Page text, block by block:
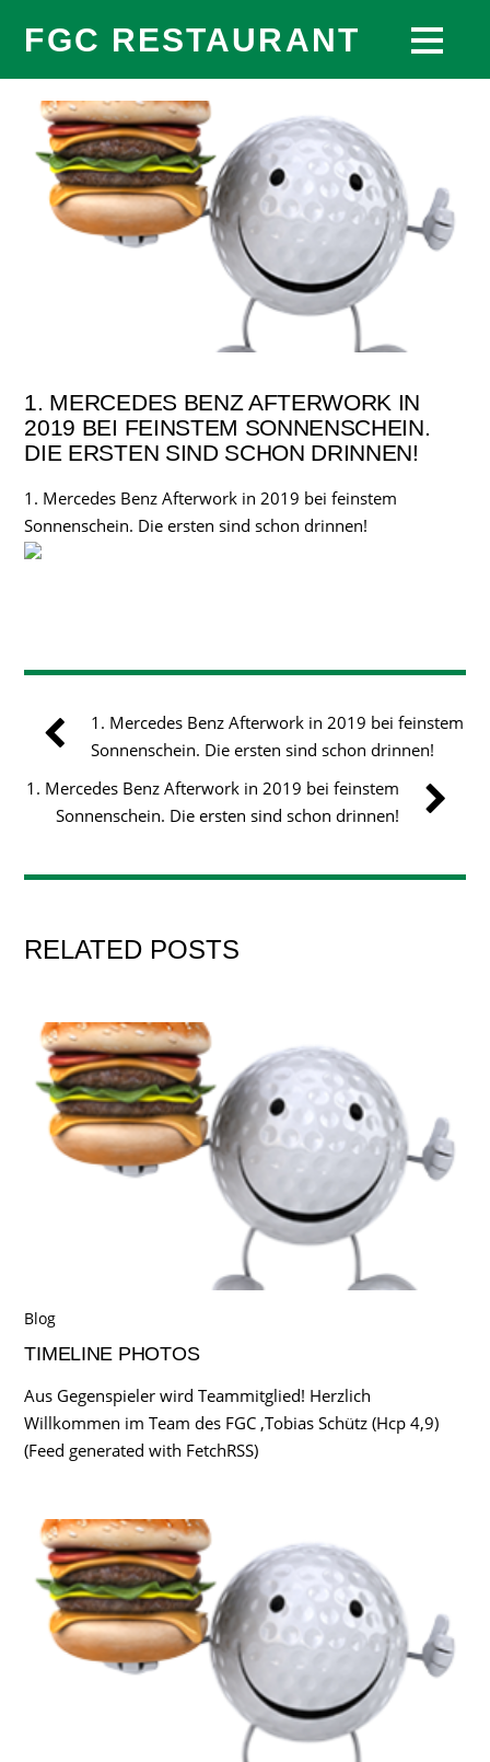
FGC RESTAURANT
1. MERCEDES BENZ AFTERWORK IN
2019 BEI FEINSTEM SONNENSCHEIN.
DIE ERSTEN SIND SCHON DRINNEN!
1. Mercedes Benz Afterwork in 2019 bei feinstem
Sonnenschein. Die ersten sind schon drinnen!
1. Mercedes Benz Afterwork in 2019 bei feinstem
Sonnenschein. Die ersten sind schon drinnen!
1. Mercedes Benz Afterwork in 2019 bei feinstem
Sonnenschein. Die ersten sind schon drinnen!
RELATED POSTS
Blog
TIMELINE PHOTOS
Aus Gegenspieler wird Teammitglied! Herzlich
Willkommen im Team des FGC ,Tobias Schütz (Hcp 4,9)
(Feed generated with FetchRSS)